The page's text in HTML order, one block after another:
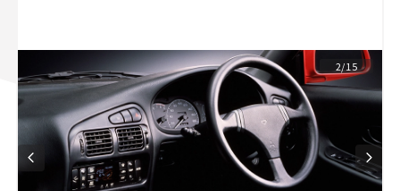
2/15